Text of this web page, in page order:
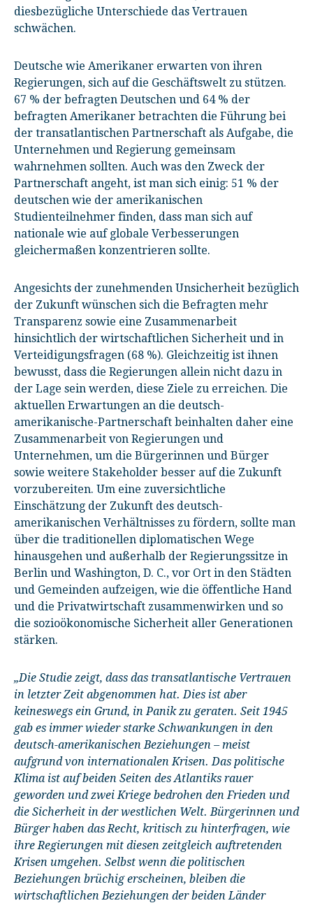
diesbezügliche Unterschiede das Vertrauen
schwächen.
Deutsche wie Amerikaner erwarten von ihren
Regierungen, sich auf die Geschäftswelt zu stützen.
67 % der befragten Deutschen und 64 % der
befragten Amerikaner betrachten die Führung bei
der transatlantischen Partnerschaft als Aufgabe, die
Unternehmen und Regierung gemeinsam
wahrnehmen sollten. Auch was den Zweck der
Partnerschaft angeht, ist man sich einig: 51 % der
deutschen wie der amerikanischen
Studienteilnehmer finden, dass man sich auf
nationale wie auf globale Verbesserungen
gleichermaßen konzentrieren sollte.
Angesichts der zunehmenden Unsicherheit bezüglich
der Zukunft wünschen sich die Befragten mehr
Transparenz sowie eine Zusammenarbeit
hinsichtlich der wirtschaftlichen Sicherheit und in
Verteidigungsfragen (68 %). Gleichzeitig ist ihnen
bewusst, dass die Regierungen allein nicht dazu in
der Lage sein werden, diese Ziele zu erreichen. Die
aktuellen Erwartungen an die deutsch-
amerikanische-Partnerschaft beinhalten daher eine
Zusammenarbeit von Regierungen und
Unternehmen, um die Bürgerinnen und Bürger
sowie weitere Stakeholder besser auf die Zukunft
vorzubereiten. Um eine zuversichtliche
Einschätzung der Zukunft des deutsch-
amerikanischen Verhältnisses zu fördern, sollte man
über die traditionellen diplomatischen Wege
hinausgehen und außerhalb der Regierungssitze in
Berlin und Washington, D. C., vor Ort in den Städten
und Gemeinden aufzeigen, wie die öffentliche Hand
und die Privatwirtschaft zusammenwirken und so
die sozioökonomische Sicherheit aller Generationen
stärken.
„Die Studie zeigt, dass das transatlantische Vertrauen
in letzter Zeit abgenommen hat. Dies ist aber
keineswegs ein Grund, in Panik zu geraten. Seit 1945
gab es immer wieder starke Schwankungen in den
deutsch-amerikanischen Beziehungen – meist
aufgrund von internationalen Krisen. Das politische
Klima ist auf beiden Seiten des Atlantiks rauer
geworden und zwei Kriege bedrohen den Frieden und
die Sicherheit in der westlichen Welt. Bürgerinnen und
Bürger haben das Recht, kritisch zu hinterfragen, wie
ihre Regierungen mit diesen zeitgleich auftretenden
Krisen umgehen. Selbst wenn die politischen
Beziehungen brüchig erscheinen, bleiben die
wirtschaftlichen Beziehungen der beiden Länder